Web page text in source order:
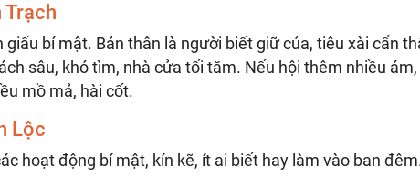
Trạch
bí mật. Bản thân là người biết giữ của, tiêu xài cẩn
sâu, khó tìm, nhà cửa tối tăm. Nếu hội thêm nhiều
mồ mả, hài cốt.
Lộc
hoạt động bí mật, kín kẽ, ít ai biết hay làm vào ban